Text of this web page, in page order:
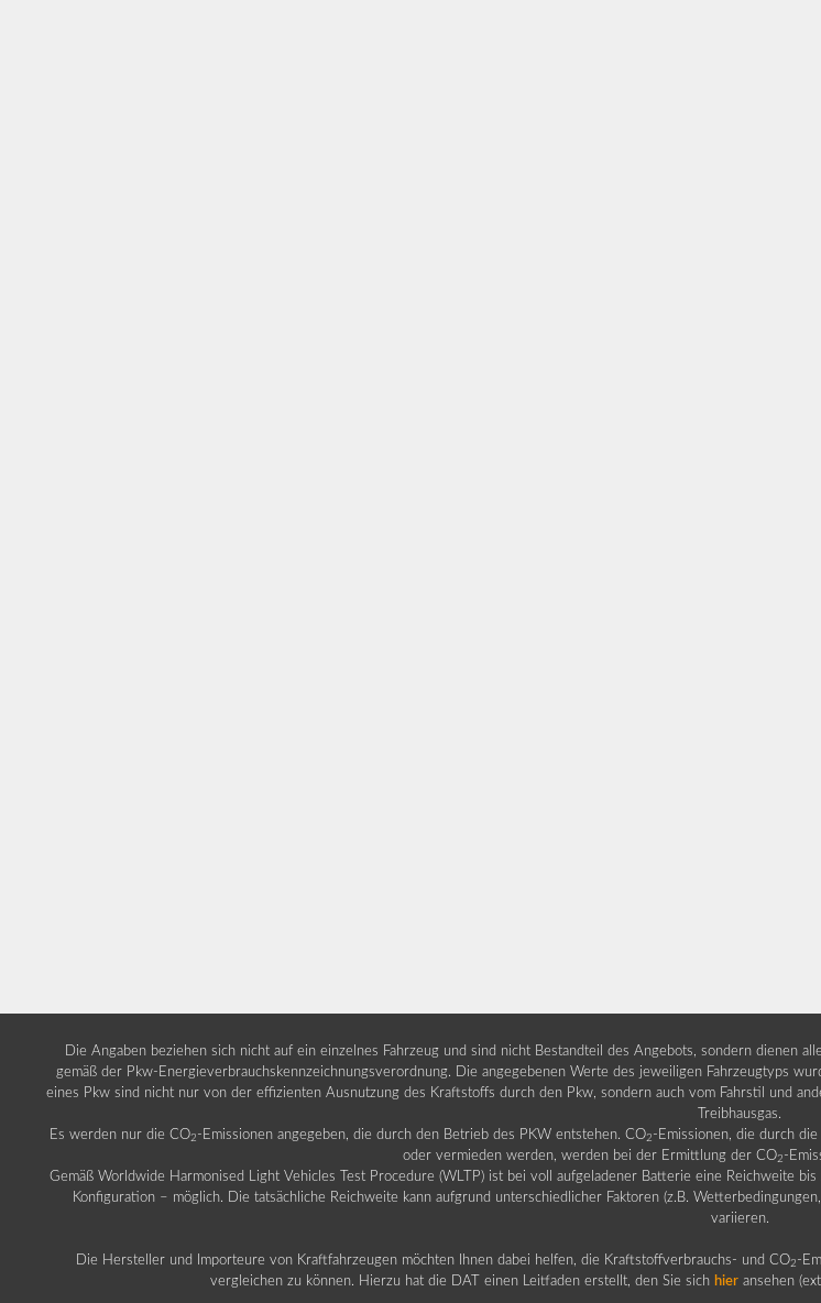
Die Angaben beziehen sich nicht auf ein einzelnes Fahrzeug und sind nicht Bestandteil des Angebots, sondern dienen
gemäß der Pkw-Energieverbrauchskennzeichnungsverordnung. Die angegebenen Werte des jeweiligen Fahrzeugtyps
eines Pkw sind nicht nur von der effizienten Ausnutzung des Kraftstoffs durch den Pkw, sondern auch vom Fahrstil und
Treibhausgas.
Es werden nur die CO2 -Emissionen angegeben, die durch den Betrieb des PKW entstehen. CO2 -Emissionen, die durch
oder vermieden werden, werden bei der Ermittlung der CO2 -
Gemäß Worldwide Harmonised Light Vehicles Test Procedure (WLTP) ist bei voll aufgeladener Batterie eine Reichweite
Konfiguration – möglich. Die tatsächliche Reichweite kann aufgrund unterschiedlicher Faktoren (z.B.
variieren.
Die Hersteller und Importeure von Kraftfahrzeugen möchten Ihnen dabei helfen, die Kraftstoffverbrauchs- und CO2 -
vergleichen zu können. Hierzu hat die DAT einen Leitfaden erstellt, den Sie sich hier ansehen